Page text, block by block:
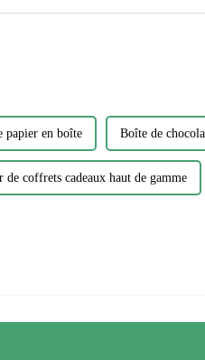
papier en boîte Boîte de
de coffrets cadeaux haut de gamme